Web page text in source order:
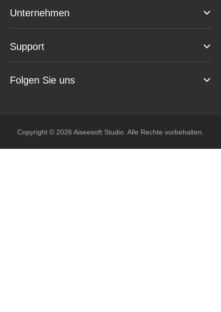
Unternehmen
Support
Folgen Sie uns
Copyright © 2026 Aiseesoft Studio. Alle Rechte vorbehalten.